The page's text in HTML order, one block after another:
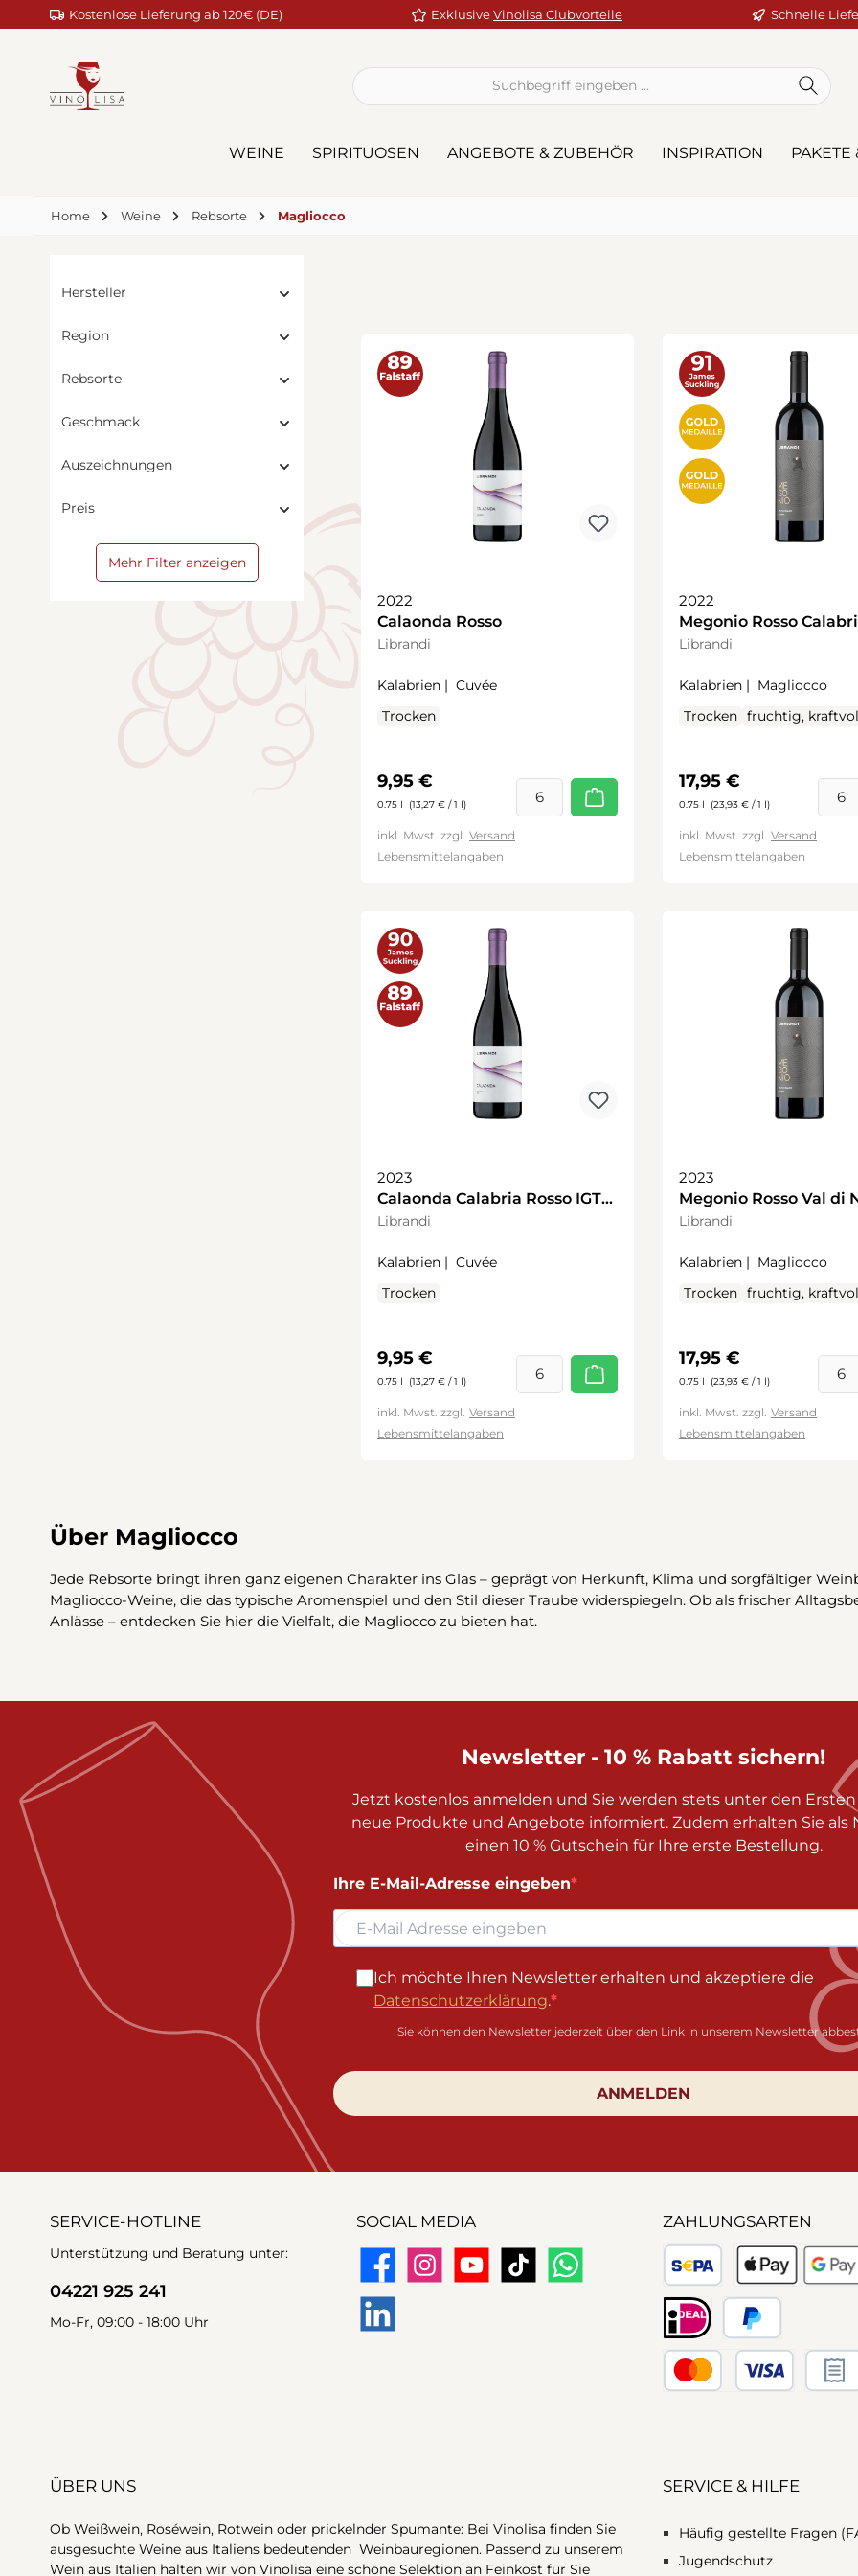
Hauptinhalt springen
Zur Suche springen
Zur Hauptnavigation springen
Kostenlose Lieferung ab 120€ (DE) ExklusiveVinolisa Clubvorteile Schnelle
WEINE SPIRITUOSEN ANGEBOTE & ZUBEHÖR INSPIRATION PAKETE
Home Weine Rebsorte Magliocco
Hersteller
Region
Rebsorte
Geschmack
Auszeichnungen
Preis
Mehr Filter anzeigen
2022
Calaonda Rosso
Librandi
Kalabrien | Cuvée
Trocken
Regulärer Preis:
9,95 €
0.75 l (13,27 € / 1 l)
inkl. Mwst. zzgl. Versand
Lebensmittelangaben
2022
Megonio Rosso
Librandi
Kalabrien | Magliocco
Trocken fruchtig,
Regulärer Preis:
17,95 €
0.75 l (23,93 € / 1 l)
inkl. Mwst. zzgl. Versand
Lebensmittelangaben
2023
Calaonda Calabria Rosso IGT
2023
Librandi
Kalabrien | Cuvée
Trocken
Regulärer Preis:
9,95 €
0.75 l (13,27 € / 1 l)
inkl. Mwst. zzgl. Versand
Lebensmittelangaben
2023
Megonio Rosso Val di
Librandi
Kalabrien | Magliocco
Trocken fruchtig,
Regulärer Preis:
17,95 €
0.75 l (23,93 € / 1 l)
inkl. Mwst. zzgl. Versand
Lebensmittelangaben
Über Magliocco
Jede Rebsorte bringt ihren ganz eigenen Charakter ins Glas – geprägt von Herkunft, Klima und sorgfältiger
Magliocco-Weine, die das typische Aromenspiel und den Stil dieser Traube widerspiegeln. Ob als frischer
Anlässe – entdecken Sie hier die Vielfalt, die Magliocco zu bieten hat.
Newsletter - 10 % Rabatt sichern!
Jetzt kostenlos anmelden und Sie werden stets unter den Ersten
neue Produkte und Angebote informiert. Zudem erhalten Sie als
einen 10 % Gutschein für Ihre erste Bestellung.
Ihre E-Mail-Adresse eingeben
Ich möchte Ihren Newsletter erhalten und akzeptiere die
Datenschutzerklärung.
Sie können den Newsletter jederzeit über den Link in unserem Newsletter
ANMELDEN
SERVICE-HOTLINE
Unterstützung und Beratung unter:
04221 925 241
Mo-Fr, 09:00 - 18:00 Uhr
SOCIAL MEDIA
FacebookInstagramYouTube TikTok WhatsApp
LinkedIn
ZAHLUNGSARTEN
PayPal
SEPA Lastschrift
Apple Pay /
iDeal (via Stripe)
ÜBER UNS
Ob Weißwein, Roséwein, Rotwein oder prickelnder Spumante: Bei Vinolisa finden Sie
ausgesuchte Weine aus Italiens bedeutenden Weinbauregionen. Passend zu unserem
Wein aus Italien halten wir von Vinolisa eine schöne Selektion an Feinkost für Sie
SERVICE & HILFE
Häufig gestellte Fragen
Jugendschutz